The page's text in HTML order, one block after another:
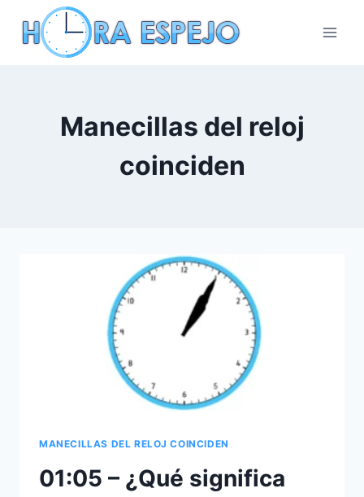
contenido
Manecillas del reloj
coinciden
MANECILLAS DEL RELOJ COINCIDEN
01:05 – ¿Qué significa